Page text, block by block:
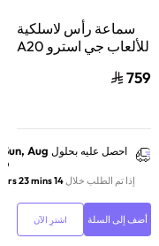
سماعة رأس لاسلكية
للألعاب جي استرو A20
759
احصل عليه بحلول Sun, Aug
9
إذا تم الطلب خلال14 hrs 23 mins
أضف إلى السلة اشترِ الآن